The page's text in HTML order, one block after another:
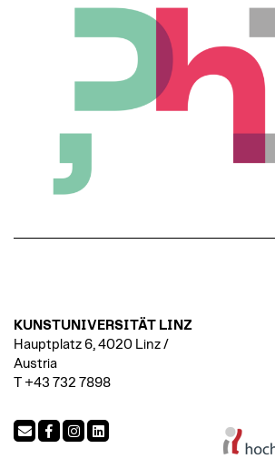
KUNSTUNIVERSITÄT LINZ
Hauptplatz 6, 4020 Linz /
Austria
T +43 732 7898